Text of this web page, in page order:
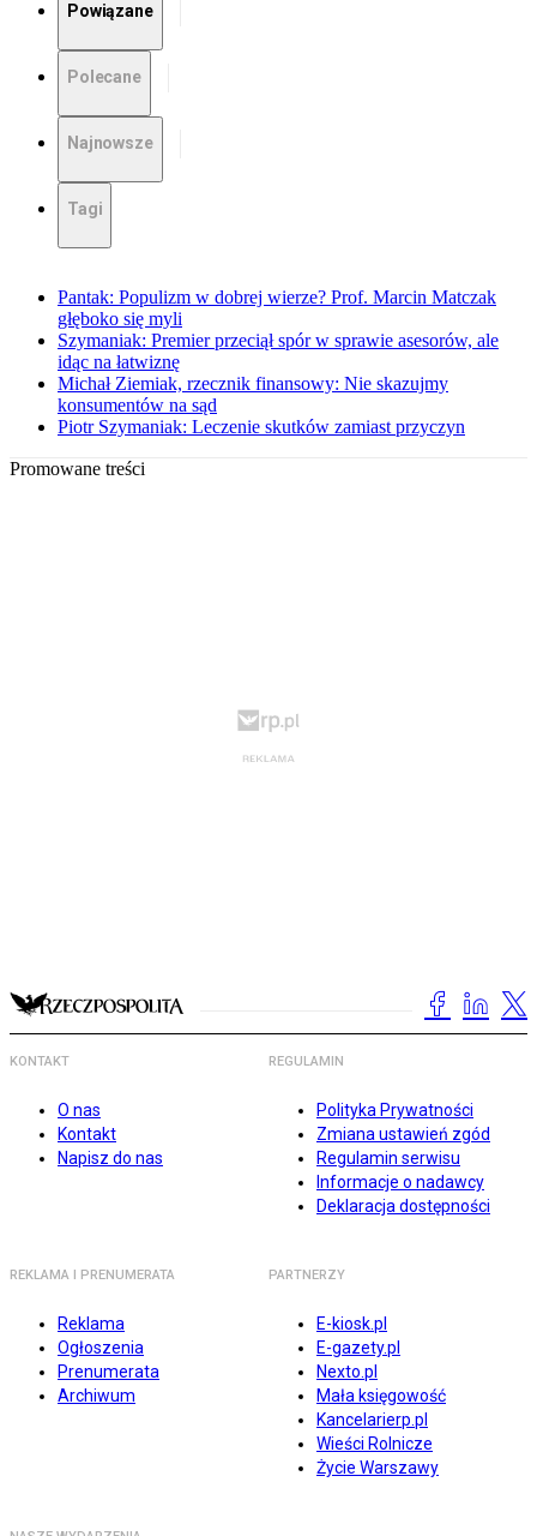
Powiązane
Polecane
Najnowsze
Tagi
Pantak: Populizm w dobrej wierze? Prof. Marcin Matczak
głęboko się myli
Szymaniak: Premier przeciął spór w sprawie asesorów, ale
idąc na łatwiznę
Michał Ziemiak, rzecznik finansowy: Nie skazujmy
konsumentów na sąd
Piotr Szymaniak: Leczenie skutków zamiast przyczyn
Promowane treści
KONTAKT
O nas
Kontakt
Napisz do nas
REGULAMIN
Polityka Prywatności
Zmiana ustawień zgód
Regulamin serwisu
Informacje o nadawcy
Deklaracja dostępności
REKLAMA I PRENUMERATA
Reklama
Ogłoszenia
Prenumerata
Archiwum
PARTNERZY
E-kiosk.pl
E-gazety.pl
Nexto.pl
Mała księgowość
Kancelarierp.pl
Wieści Rolnicze
Życie Warszawy